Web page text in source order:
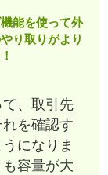
能を使って外
り取りがより
、取引先
を確認す
になりま
容量が大